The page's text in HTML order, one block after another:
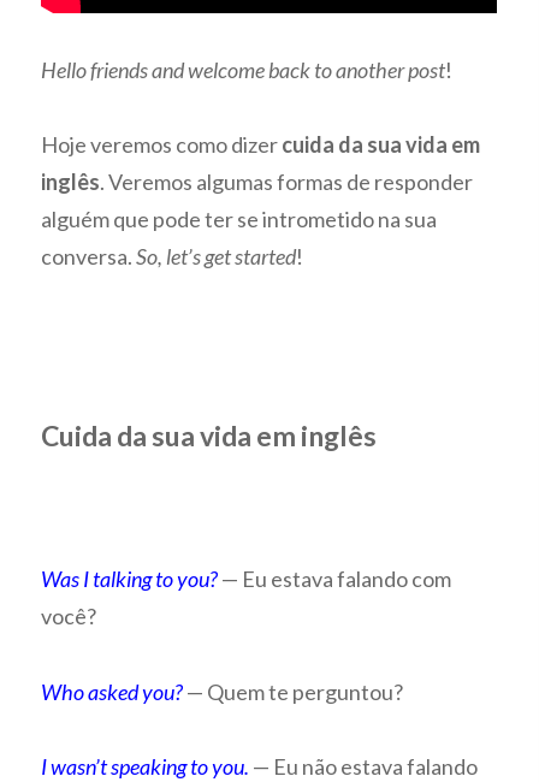
Hello friends and welcome back to another post!
Hoje veremos como dizercuida da sua vida em
inglês. Veremos algumas formas de responder
alguém que pode ter se intrometido na sua
conversa.So, let’s get started!
Cuida da sua vida em inglês
Was I talking to you?— Eu estava falando com
você?
Who asked you?— Quem te perguntou?
I wasn’t speaking to you. — Eu não estava falando